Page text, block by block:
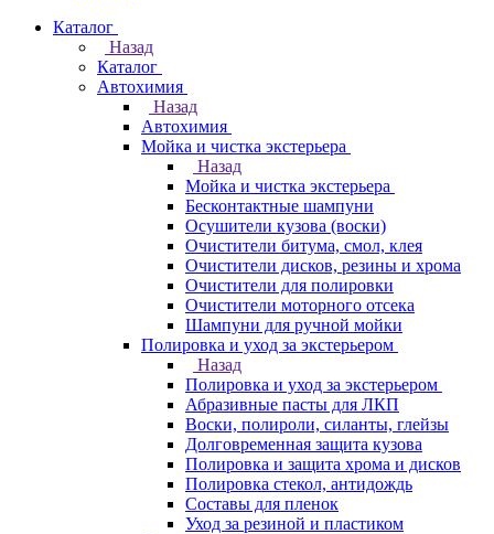
Каталог
Назад
Каталог
Автохимия
Назад
Автохимия
Мойка и чистка экстерьера
Назад
Мойка и чистка экстерьера
Бесконтактные шампуни
Осушители кузова (воски)
Очистители битума, смол, клея
Очистители дисков, резины и хрома
Очистители для полировки
Очистители моторного отсека
Шампуни для ручной мойки
Полировка и уход за экстерьером
Назад
Полировка и уход за экстерьером
Абразивные пасты для ЛКП
Воски, полироли, силанты, глейзы
Долговременная защита кузова
Полировка и защита хрома и дисков
Полировка стекол, антидождь
Составы для пленок
Уход за резиной и пластиком